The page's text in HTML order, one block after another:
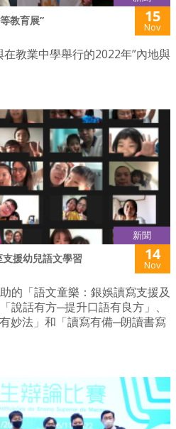
教育展” 15
Nov
教業中學舉行的2022年”內地與
新聞
援幼兒語文學習 14
Nov
的「語文童樂：銀娛讀寫支援及
說話有方─提升口語有良方」、
妙法」和「讀寫有備─朗讀書寫